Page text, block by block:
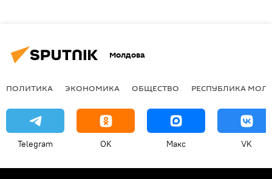
Молдова
ПОЛИТИКА ЭКОНОМИКА ОБЩЕСТВО РЕСПУБЛИКА
Telegram OK Макс VK